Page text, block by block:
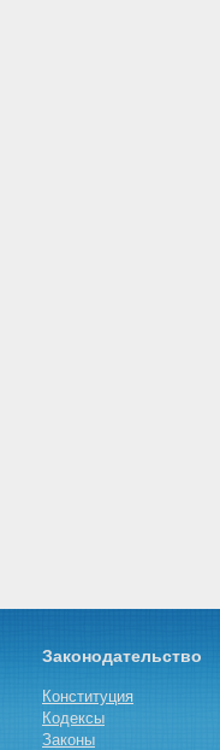
Законодательство
Конституция
Кодексы
Законы